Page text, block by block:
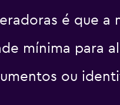
é que a
mínima para
ou